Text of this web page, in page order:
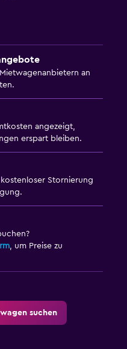
an
angezeigt,
erspart bleiben.
Stornierung
, um Preise zu
suchen